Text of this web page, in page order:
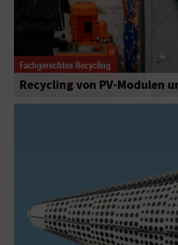
Recycling von PV-Modulen
Fachgerechtes Recycling